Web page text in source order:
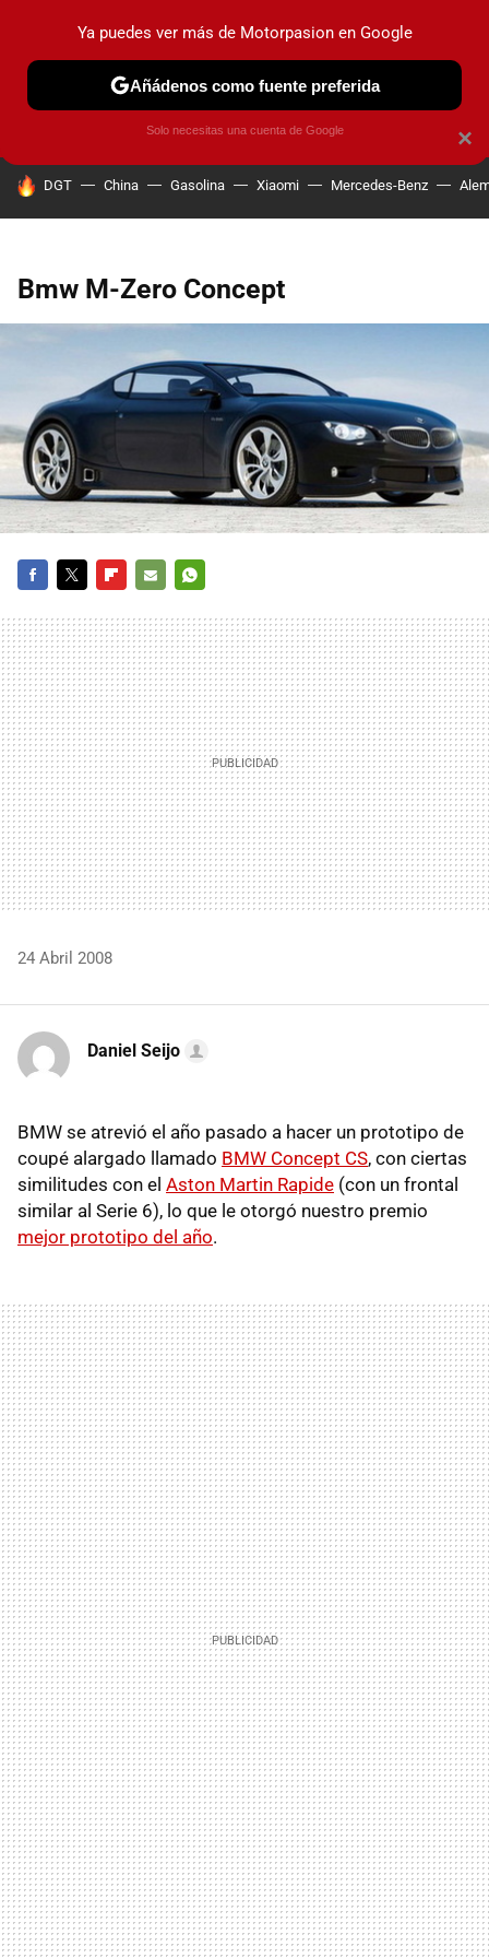
PRUEBAS COCHES ELÉCTRICOS OBSERVATORIO
HOY SE HABLA DE
DGT China Gasolina Xiaomi Mercedes-Benz
Bmw M-Zero Concept
MAIL
24 Abril 2008
Daniel Seijo
BMW se atrevió el año pasado a hacer un prototipo de
coupé alargado llamado BMW Concept CS, con ciertas
similitudes con el Aston Martin Rapide (con un frontal
similar al Serie 6), lo que le otorgó nuestro premio
mejor prototipo del año.
×
Ya puedes ver más de Motorpasion en Google
Añádenos como fuente preferida
Solo necesitas una cuenta de Google